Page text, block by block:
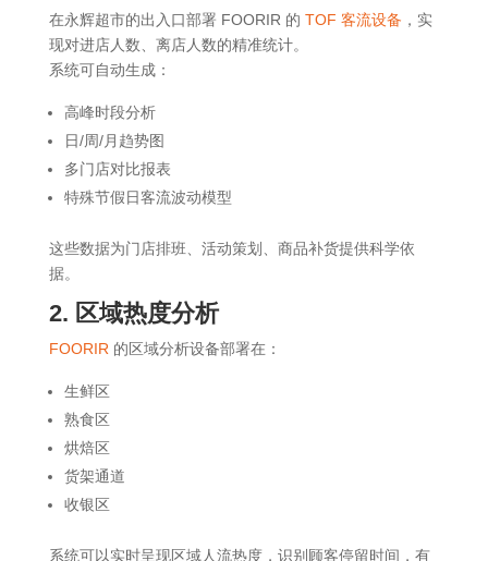
在永辉超市的出入口部署 FOORIR 的 TOF 客流设备 ，实
现对进店人数、离店人数的精准统计。
系统可自动生成：
高峰时段分析
日/周/月趋势图
多门店对比报表
特殊节假日客流波动模型
这些数据为门店排班、活动策划、商品补货提供科学依
据。
2. 区域热度分析
FOORIR的区域分析设备部署在：
生鲜区
熟食区
烘焙区
货架通道
收银区
系统可以实时呈现区域人流热度，识别顾客停留时间，有